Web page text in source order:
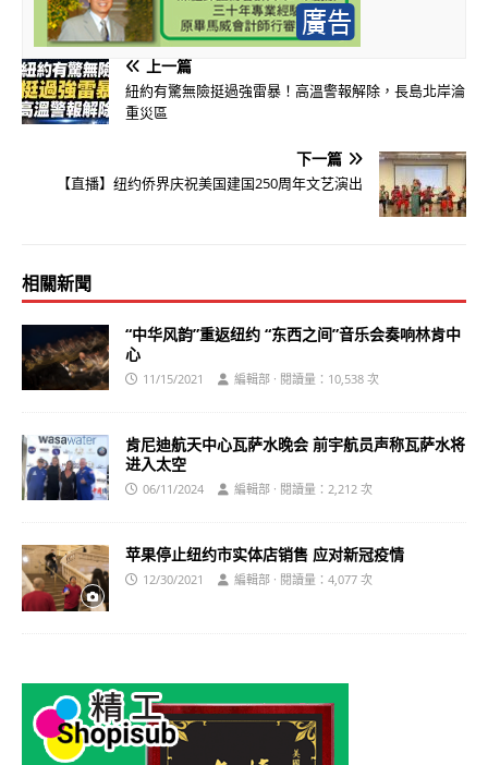
上一篇
紐約有驚無險挺過強雷暴！高溫警報解除，長島北岸淪
重災區
下一篇
【直播】纽约侨界庆祝美国建国250周年文艺演出
相關新聞
“中华风韵”重返纽约 “东西之间”音乐会奏响林肯中
心
11/15/2021 編輯部 · 閱讀量：10,538 次
肯尼迪航天中心瓦萨水晚会 前宇航员声称瓦萨水将
进入太空
06/11/2024 編輯部 · 閱讀量：2,212 次
苹果停止纽约市实体店销售 应对新冠疫情
12/30/2021 編輯部 · 閱讀量：4,077 次